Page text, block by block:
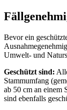
Bevor ein
Umwelt- und
Geschützt sind:
Stammumfang
ab 50 cm an einem
sind ebenfalls